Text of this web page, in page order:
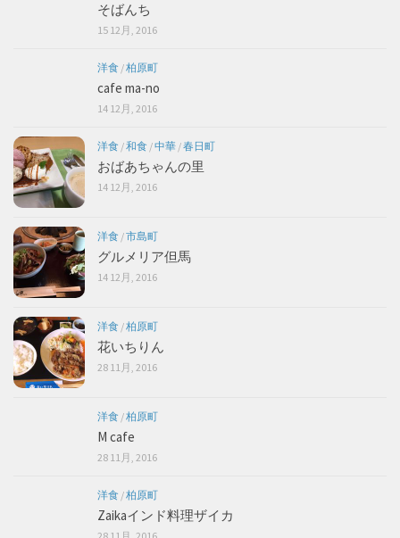
そばんち
15 12月, 2016
洋食 /柏原町
cafe ma-no
14 12月, 2016
洋食 /和食 /中華 /春日町
おばあちゃんの里
14 12月, 2016
洋食 /市島町
グルメリア但馬
14 12月, 2016
洋食 /柏原町
花いちりん
28 11月, 2016
洋食 /柏原町
M cafe
28 11月, 2016
洋食 /柏原町
Zaikaインド料理ザイカ